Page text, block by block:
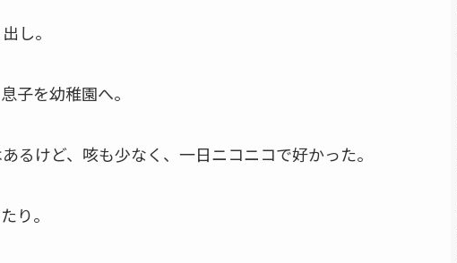
し。
子を幼稚園へ。
るけど、咳も少なく、一日ニコニコで好かった。
り。